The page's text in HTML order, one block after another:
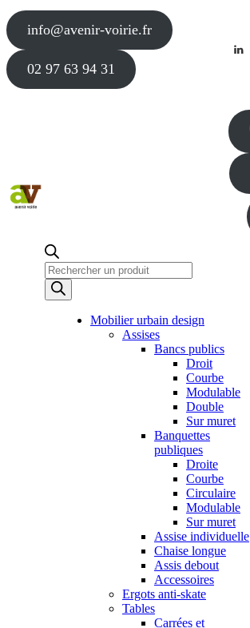
info@avenir-voirie.fr
02 97 63 94 31
Recherche
de
produits
Mobilier urbain design
Assises
Bancs publics
Droit
Courbe
Modulable
Double
Sur muret
Banquettes
publiques
Droite
Courbe
Circulaire
Modulable
Sur muret
Assise individuelle
Chaise longue
Assis debout
Accessoires
Ergots anti-skate
Tables
Carrées et